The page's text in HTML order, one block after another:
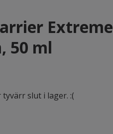
Extreme
50 ml
slut i lager. :(